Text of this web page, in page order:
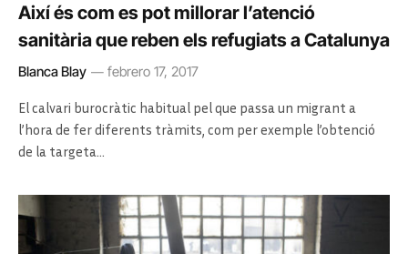
Així és com es pot millorar l’atenció
sanitària que reben els refugiats a Catalunya
Blanca Blay febrero 17, 2017
El calvari burocràtic habitual pel que passa un migrant a
l’hora de fer diferents tràmits, com per exemple l’obtenció
de la targeta…